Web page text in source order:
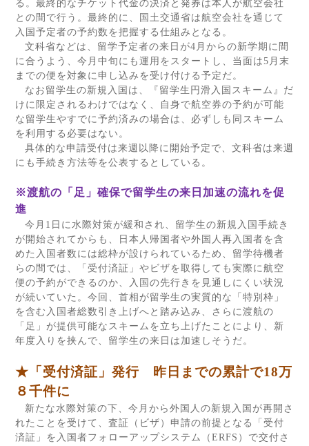
る。最終的なチケット代金の決済と発券は本人が航空会社
との間で行う。最終的に、国土交通省は航空会社を通じて
入国予定者の予約数を把握する仕組みとなる。
文科省などは、留学予定者の来日が4 月からの新学期に間
に合うよう、今月中旬にも運用をスタートし、当面は5 月末
までの便を対象に申し込みを受け付ける予定だ。
なお留学生の新規入国は、『留学生円滑入国スキーム』だ
けに限定されるわけではなく、自身で航空券の予約が可能
な留学生やすでに予約済みの場合は、必ずしも同スキーム
を利用する必要はない。
具体的な申請受付は来週以降に開始予定で、文科省は来週
にも手続き方法等を公表するとしている。
※渡航の「足」確保で留学生の来日加速の流れを促
進
今月 1 日に水際対策が緩和され、留学生の新規入国手続き
が開始されてからも、日本人帰国者や外国人再入国者を含
めた入国者数には総枠が設けられているため、留学待機者
らの間では、「受付済証」やビザを取得しても実際に航空
便の予約ができるのか、入国の先行きを見通しにくい状況
が続いていた。今回、首相が留学生の実質的な「特別枠」
を含む入国者総数引き上げへと踏み込み、さらに渡航の
「足」が提供可能なスキームを立ち上げたことにより、新
年度入りを挟んで、留学生の来日は加速しそうだ。
★「受付済証」発行 昨日までの累計で18万
８千件に
新たな水際対策の下、今月から外国人の新規入国が再開さ
れたことを受けて、査証（ビザ）申請の前提となる「受付
済証」を入国者フォローアップシステム（ ERFS ）で交付さ